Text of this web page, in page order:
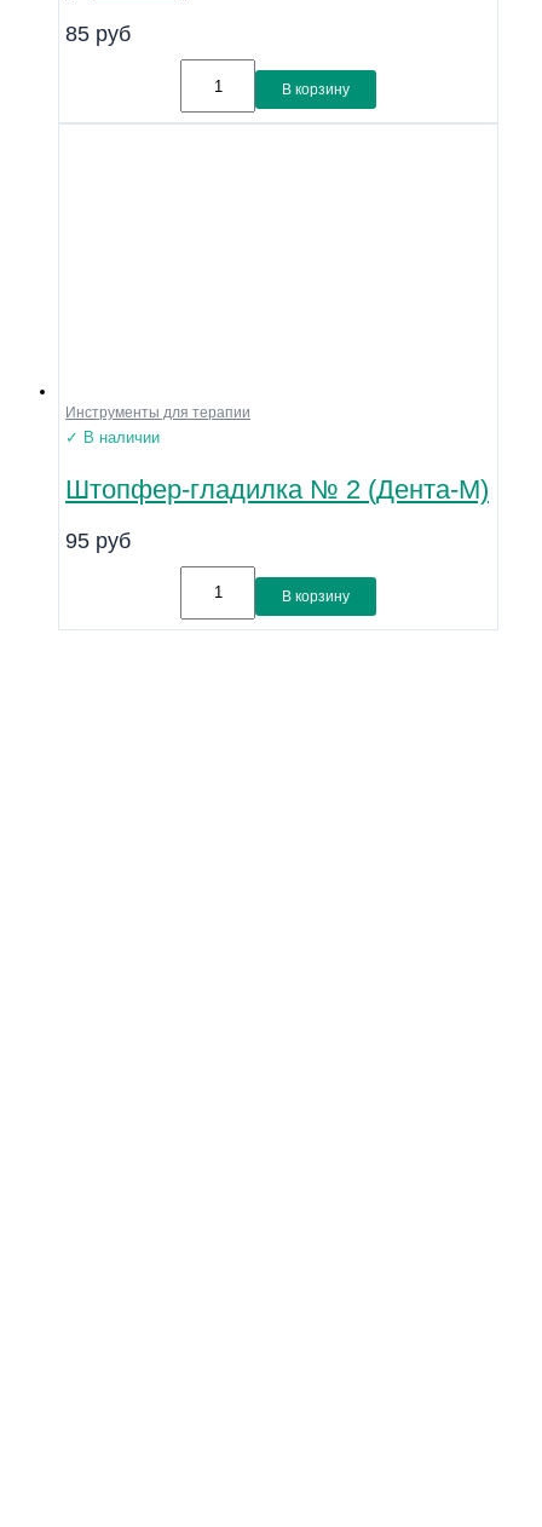
85 руб
В корзину
Инструменты для терапии
✓ В наличии
Штопфер-гладилка № 2 (Дента-М)
95 руб
В корзину